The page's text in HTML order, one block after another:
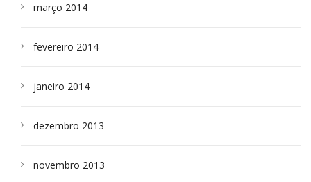
março 2014
fevereiro 2014
janeiro 2014
dezembro 2013
novembro 2013